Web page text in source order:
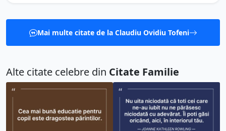
Mai multe citate de la Claudiu Ovidiu Tofeni
Alte citate celebre din Citate Familie